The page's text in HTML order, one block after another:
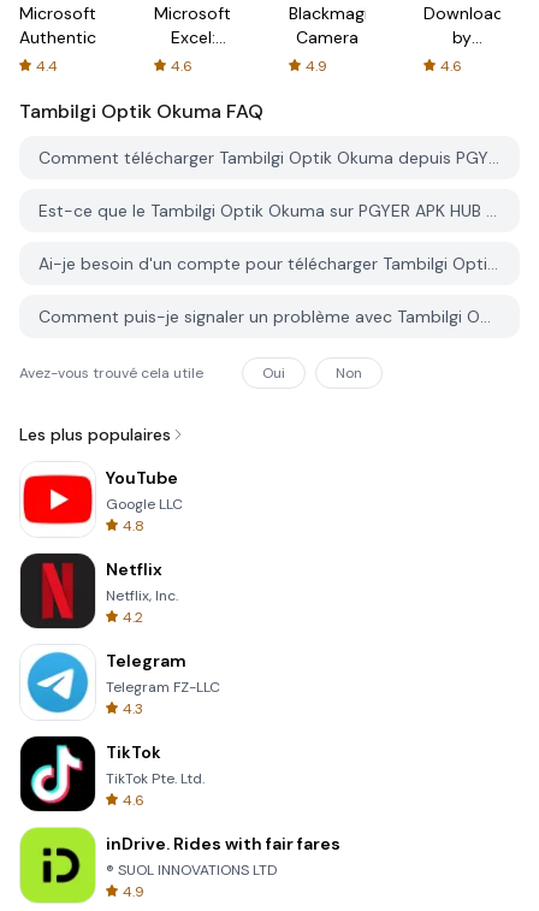
Microsoft
Authenticator
4.4
Microsoft
Excel:
Spreadsheets
4.6
Blackmagic
Camera
4.9
Downloader
by
AFTVnews
4.6
Tambilgi Optik Okuma FAQ
Comment télécharger Tambilgi Optik Okuma depuis PGYER APK HUB?
Est-ce que le Tambilgi Optik Okuma sur PGYER APK HUB est gratuit?
Ai-je besoin d'un compte pour télécharger Tambilgi Optik Okuma depuis PGYER APK HUB?
Comment puis-je signaler un problème avec Tambilgi Optik Okuma sur PGYER APK HUB?
Avez-vous trouvé cela utile Oui Non
Les plus populaires
YouTube
Google LLC
4.8
Netflix
Netflix, Inc.
4.2
Telegram
Telegram FZ-LLC
4.3
TikTok
TikTok Pte. Ltd.
4.6
inDrive. Rides with fair fares
® SUOL INNOVATIONS LTD
4.9